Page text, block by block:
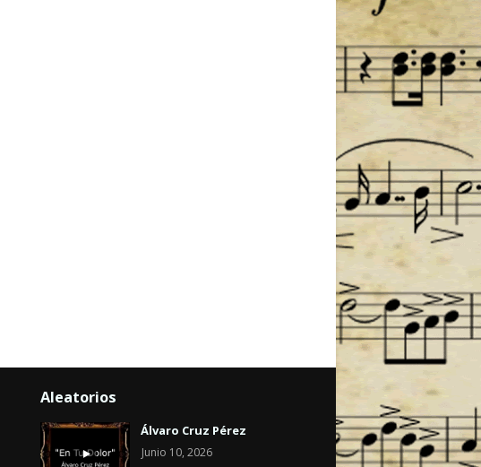
Aleatorios
Álvaro Cruz Pérez
Junio 10, 2026